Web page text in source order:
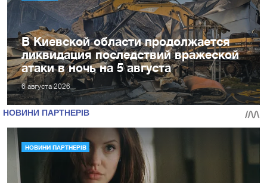
В Киевской области продолжается
ликвидация последствий вражеской
атаки в ночь на 5 августа
6 августа 2026